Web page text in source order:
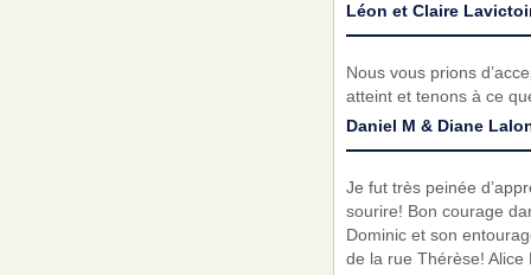
Léon et Claire
Nous vous prions
atteint et tenons à ce
Daniel M & Diane
Je fut très peinée
sourire! Bon courage
Dominic et son
de la rue Thérèse! Alice